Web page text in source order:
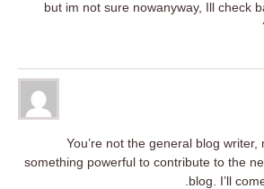
but im not sure nowanyway, Ill check
You’re not the general blog
something powerful to contribute to the
blog. I’ll